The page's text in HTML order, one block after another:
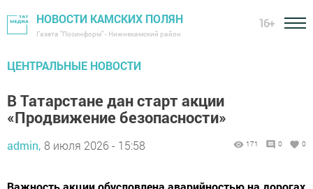
НОВОСТИ КАМСКИХ ПОЛЯН
Газета "Посинформ" - Нижнекамский район
16+
ЦЕНТРАЛЬНЫЕ НОВОСТИ
В Татарстане дан старт акции
«Продвижение безопасности»
admin, 8 июля 2026 - 15:58 171 0 0